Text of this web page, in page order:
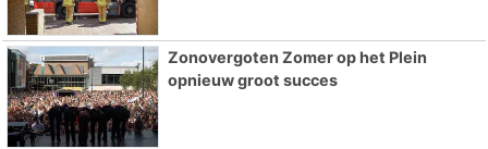
Zonovergoten Zomer op het Plein
opnieuw groot succes